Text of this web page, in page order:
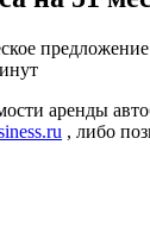
предложение
аренды
, либо